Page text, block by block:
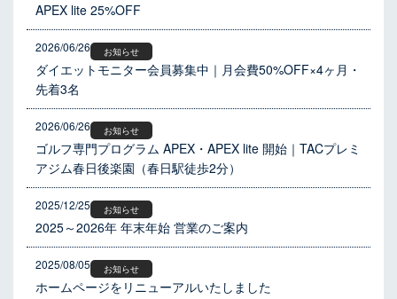
APEX lite 25%OFF
2026/06/26 お知らせ
ダイエットモニター会員募集中｜月会費50%OFF×4ヶ月・
先着3名
2026/06/26 お知らせ
ゴルフ専門プログラム APEX・APEX lite 開始｜TACプレミ
アジム春日後楽園（春日駅徒歩2分）
2025/12/25 お知らせ
2025～2026年 年末年始 営業のご案内
2025/08/05 お知らせ
ホームページをリニューアルいたしました